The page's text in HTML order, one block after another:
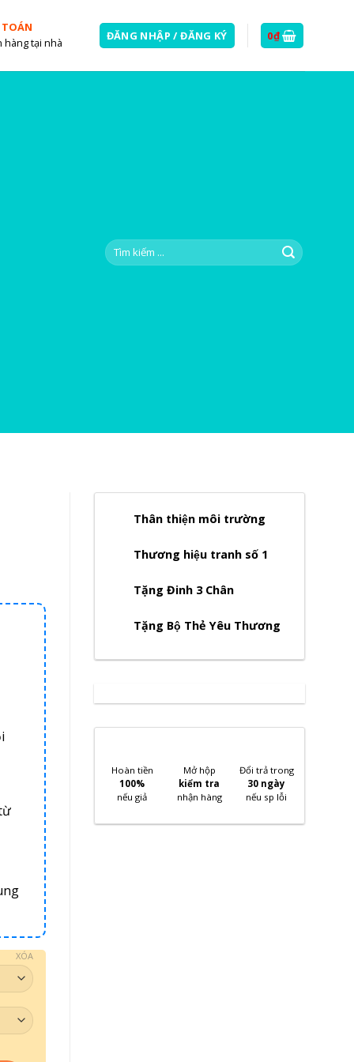
hàng tại nhà
ĐĂNG NHẬP / ĐĂNG KÝ 0₫
Tìm
kiếm:
XÓA
Thân thiện môi trường
Thương hiệu tranh số 1
Tặng Đinh 3 Chân
Tặng Bộ Thẻ Yêu Thương
Hoàn tiền
100%
nếu giả
Mở hộp
kiểm tra
nhận hàng
Đổi trả trong
30 ngày
nếu sp lỗi